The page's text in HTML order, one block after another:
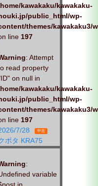
kawakaku/kawakaku-
public_html/wp-
themes/kawakaku3/
line 197
: Attempt
read property
on null in
kawakaku/kawakaku-
public_html/wp-
themes/kawakaku3/
line 197
7/28
中古
ボタ KRA75
:
variable